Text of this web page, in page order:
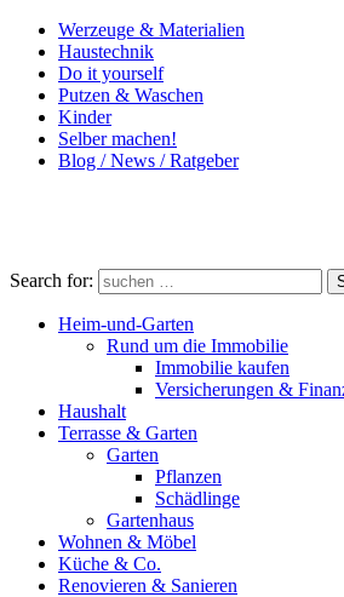
Werzeuge & Materialien
Haustechnik
Do it yourself
Putzen & Waschen
Kinder
Selber machen!
Blog / News / Ratgeber
Search for:
Heim-und-Garten
Rund um die Immobilie
Immobilie kaufen
Versicherungen &
Haushalt
Terrasse & Garten
Garten
Pflanzen
Schädlinge
Gartenhaus
Wohnen & Möbel
Küche & Co.
Renovieren & Sanieren